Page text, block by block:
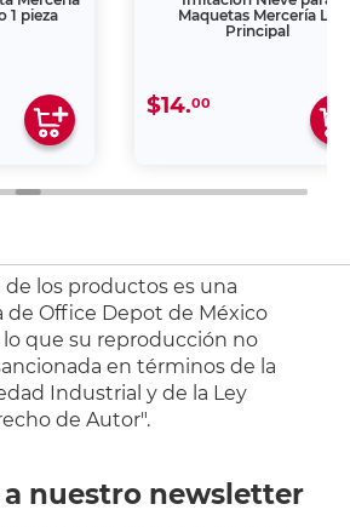
1 pieza
Maquetas Mercería La
Principal
$14.00
de los productos es una
de Office Depot de México
lo que su reproducción no
en términos de la
Industrial y de la Ley
de Autor".
nuestro newsletter